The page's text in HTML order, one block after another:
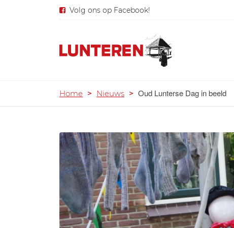
Volg ons op Facebook!
Home > Nieuws > Oud Lunterse Dag in beeld